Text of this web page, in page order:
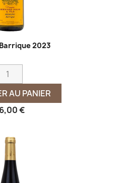
2023
AU PANIER
€